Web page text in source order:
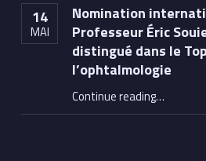
14
MAI
Nomination
Professeur Éric
distingué dans le
l’ophtalmologie
Continue reading“Nomination internationale : le Professeur Éric Souied du CHIC distingué
…